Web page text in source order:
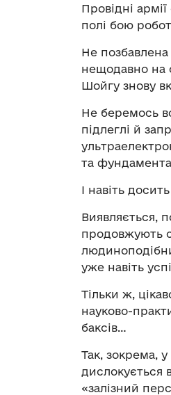
Провідні
полі бою
Не позбавлена
нещодавно на
Шойгу знову
Не беремось
підлеглі й
та
І навіть
Виявляється,
продовжують
уже навіть
Тільки ж,
науково-
баксів…
Так, зокрема,
дислокується
«залізний